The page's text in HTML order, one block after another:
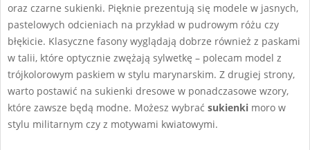
oraz czarne sukienki. Pięknie prezentują się modele w jasnych,
pastelowych odcieniach na przykład w pudrowym różu czy
błękicie. Klasyczne fasony wyglądają dobrze również z paskami
w talii, które optycznie zwężają sylwetkę – polecam model z
trójkolorowym paskiem w stylu marynarskim. Z drugiej strony,
warto postawić na sukienki dresowe w ponadczasowe wzory,
które zawsze będą modne. Możesz wybrać sukienki moro w
stylu militarnym czy z motywami kwiatowymi.